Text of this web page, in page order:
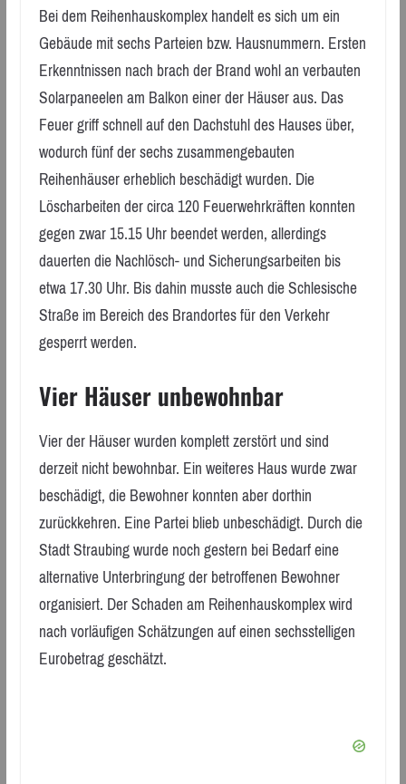
Bei dem Reihenhauskomplex handelt es sich um ein
Gebäude mit sechs Parteien bzw. Hausnummern. Ersten
Erkenntnissen nach brach der Brand wohl an verbauten
Solarpaneelen am Balkon einer der Häuser aus. Das
Feuer griff schnell auf den Dachstuhl des Hauses über,
wodurch fünf der sechs zusammengebauten
Reihenhäuser erheblich beschädigt wurden. Die
Löscharbeiten der circa 120 Feuerwehrkräften konnten
gegen zwar 15.15 Uhr beendet werden, allerdings
dauerten die Nachlösch- und Sicherungsarbeiten bis
etwa 17.30 Uhr. Bis dahin musste auch die Schlesische
Straße im Bereich des Brandortes für den Verkehr
gesperrt werden.
Vier Häuser unbewohnbar
Vier der Häuser wurden komplett zerstört und sind
derzeit nicht bewohnbar. Ein weiteres Haus wurde zwar
beschädigt, die Bewohner konnten aber dorthin
zurückkehren. Eine Partei blieb unbeschädigt. Durch die
Stadt Straubing wurde noch gestern bei Bedarf eine
alternative Unterbringung der betroffenen Bewohner
organisiert. Der Schaden am Reihenhauskomplex wird
nach vorläufigen Schätzungen auf einen sechsstelligen
Eurobetrag geschätzt.